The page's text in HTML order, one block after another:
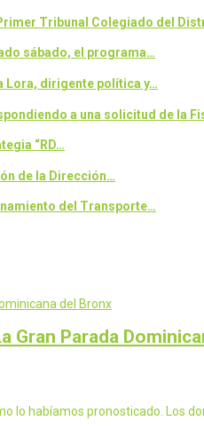
Tribunal Colegiado del
sábado, el programa…
Lora, dirigente política y…
a una solicitud de la
“RD…
de la Dirección…
del Transporte…
Gran Parada
lo habíamos pronosticado. Los